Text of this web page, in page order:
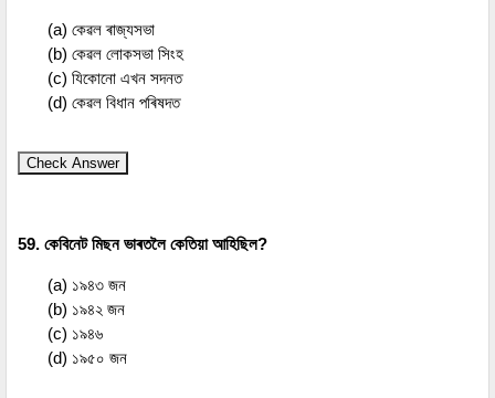
(a) কেৱল ৰাজ্যসভা
(b) কেৱল লোকসভা সিংহ
(c) যিকোনো এখন সদনত
(d) কেৱল বিধান পৰিষদত
Check Answer
59. কেবিনেট মিছন ভাৰতলৈ কেতিয়া আহিছিল?
(a) ১৯৪৩ জন
(b) ১৯৪২ জন
(c) ১৯৪৬
(d) ১৯৫০ জন